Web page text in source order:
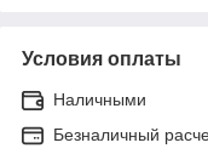
Условия оплаты
Наличными
Безналичный